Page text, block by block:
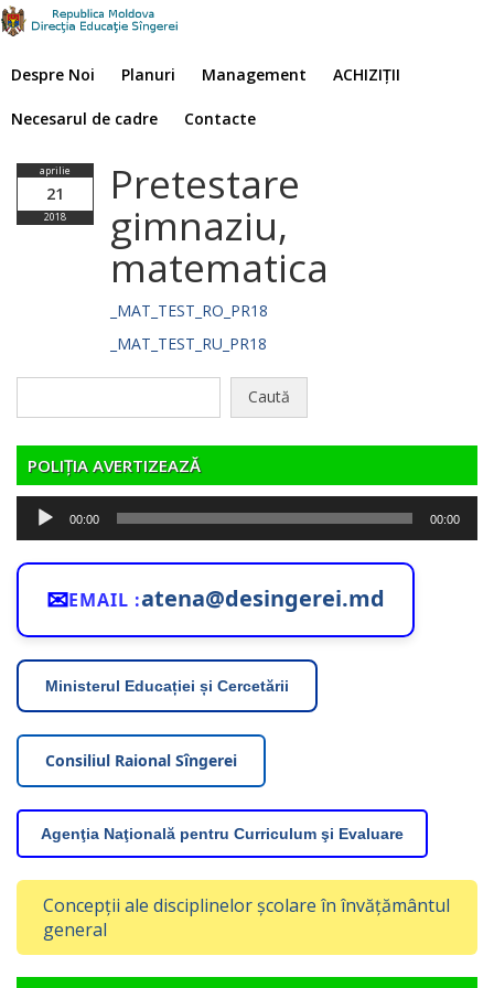
Despre Noi Planuri Management ACHIZIȚII
Necesarul de cadre Contacte
aprilie
21
2018
Pretestare
gimnaziu,
matematica
_MAT_TEST_RO_PR18
_MAT_TEST_RU_PR18
POLIȚIA AVERTIZEAZĂ
Player
audio
00:00 00:00
✉EMAIL :atena@desingerei.md
Ministerul Educației și Cercetării
Consiliul Raional Sîngerei
Agenţia Naţională pentru Curriculum şi Evaluare
Concepții ale disciplinelor școlare în învățământul
general